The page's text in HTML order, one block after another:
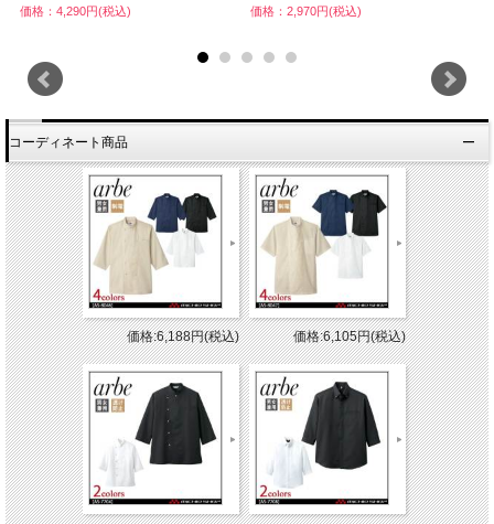
価格：4,290円(税込) 価格：2,970円(税込)
コーディネート商品
価格:6,188円(税込) 価格:6,105円(税込)